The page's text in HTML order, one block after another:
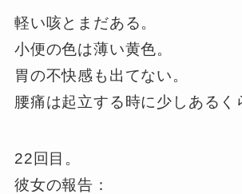
軽い咳とまだある。
小便の色は薄い黄色。
胃の不快感も出てない。
腰痛は起立する時に少しあるく
22回目。
彼女の報告：